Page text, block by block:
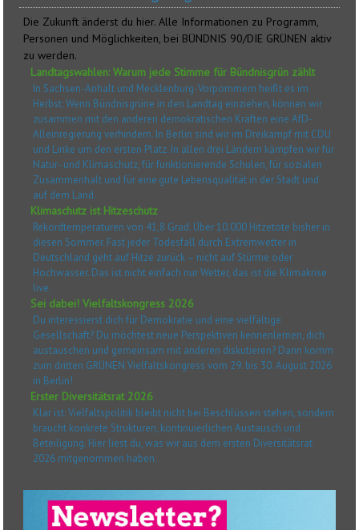
Die Zukunft änderst du hier. Alle Informationen zu Programm,
Personen und Möglichkeiten, bei BÜNDNIS 90/DIE GRÜNEN aktiv
zu werden.
Landtagswahlen: Warum jede Stimme für Bündnisgrün zählt
In Sachsen-Anhalt und Mecklenburg-Vorpommern heißt es im
Herbst: Wenn Bündnisgrüne in den Landtag einziehen, können wir
zusammen mit den anderen demokratischen Kräften eine AfD-
Alleinregierung verhindern. In Berlin sind wir im Dreikampf mit CDU
und Linke um den ersten Platz. In allen drei Ländern kämpfen wir für
Natur- und Klimaschutz, für funktionierende Schulen, für sozialen
Zusammenhalt und für eine gute Lebensqualität in der Stadt und
auf dem Land.
Klimaschutz ist Hitzeschutz
Rekordtemperaturen von 41,8 Grad. Über 10.000 Hitzetote bisher in
diesen Sommer. Fast jeder Todesfall durch Extremwetter in
Deutschland geht auf Hitze zurück – nicht auf Stürme oder
Hochwasser. Das ist nicht einfach nur Wetter, das ist die Klimakrise
live.
Sei dabei! Vielfaltskongress 2026
Du interessierst dich für Demokratie und eine vielfältige
Gesellschaft? Du möchtest neue Perspektiven kennenlernen, dich
austauschen und gemeinsam mit anderen diskutieren? Dann komm
zum dritten GRÜNEN Vielfaltskongress vom 29. bis 30. August 2026
in Berlin!
Erster Diversitätsrat 2026
Klar ist: Vielfaltspolitik bleibt nicht bei Beschlüssen stehen, sondern
braucht konkrete Strukturen, kontinuierlichen Austausch und
Beteiligung. Hier liest du, was wir aus dem ersten Diversitätsrat
2026 mitgenommen haben.